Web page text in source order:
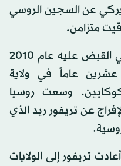
عن السجين الروسي
متزامن.
والسجين الروسي هو طيار ألقي القبض عليه عام 2010
عاماً في ولاية
وسعت روسيا
عن تريفور ريد الذي
تريفور إلى الولايات